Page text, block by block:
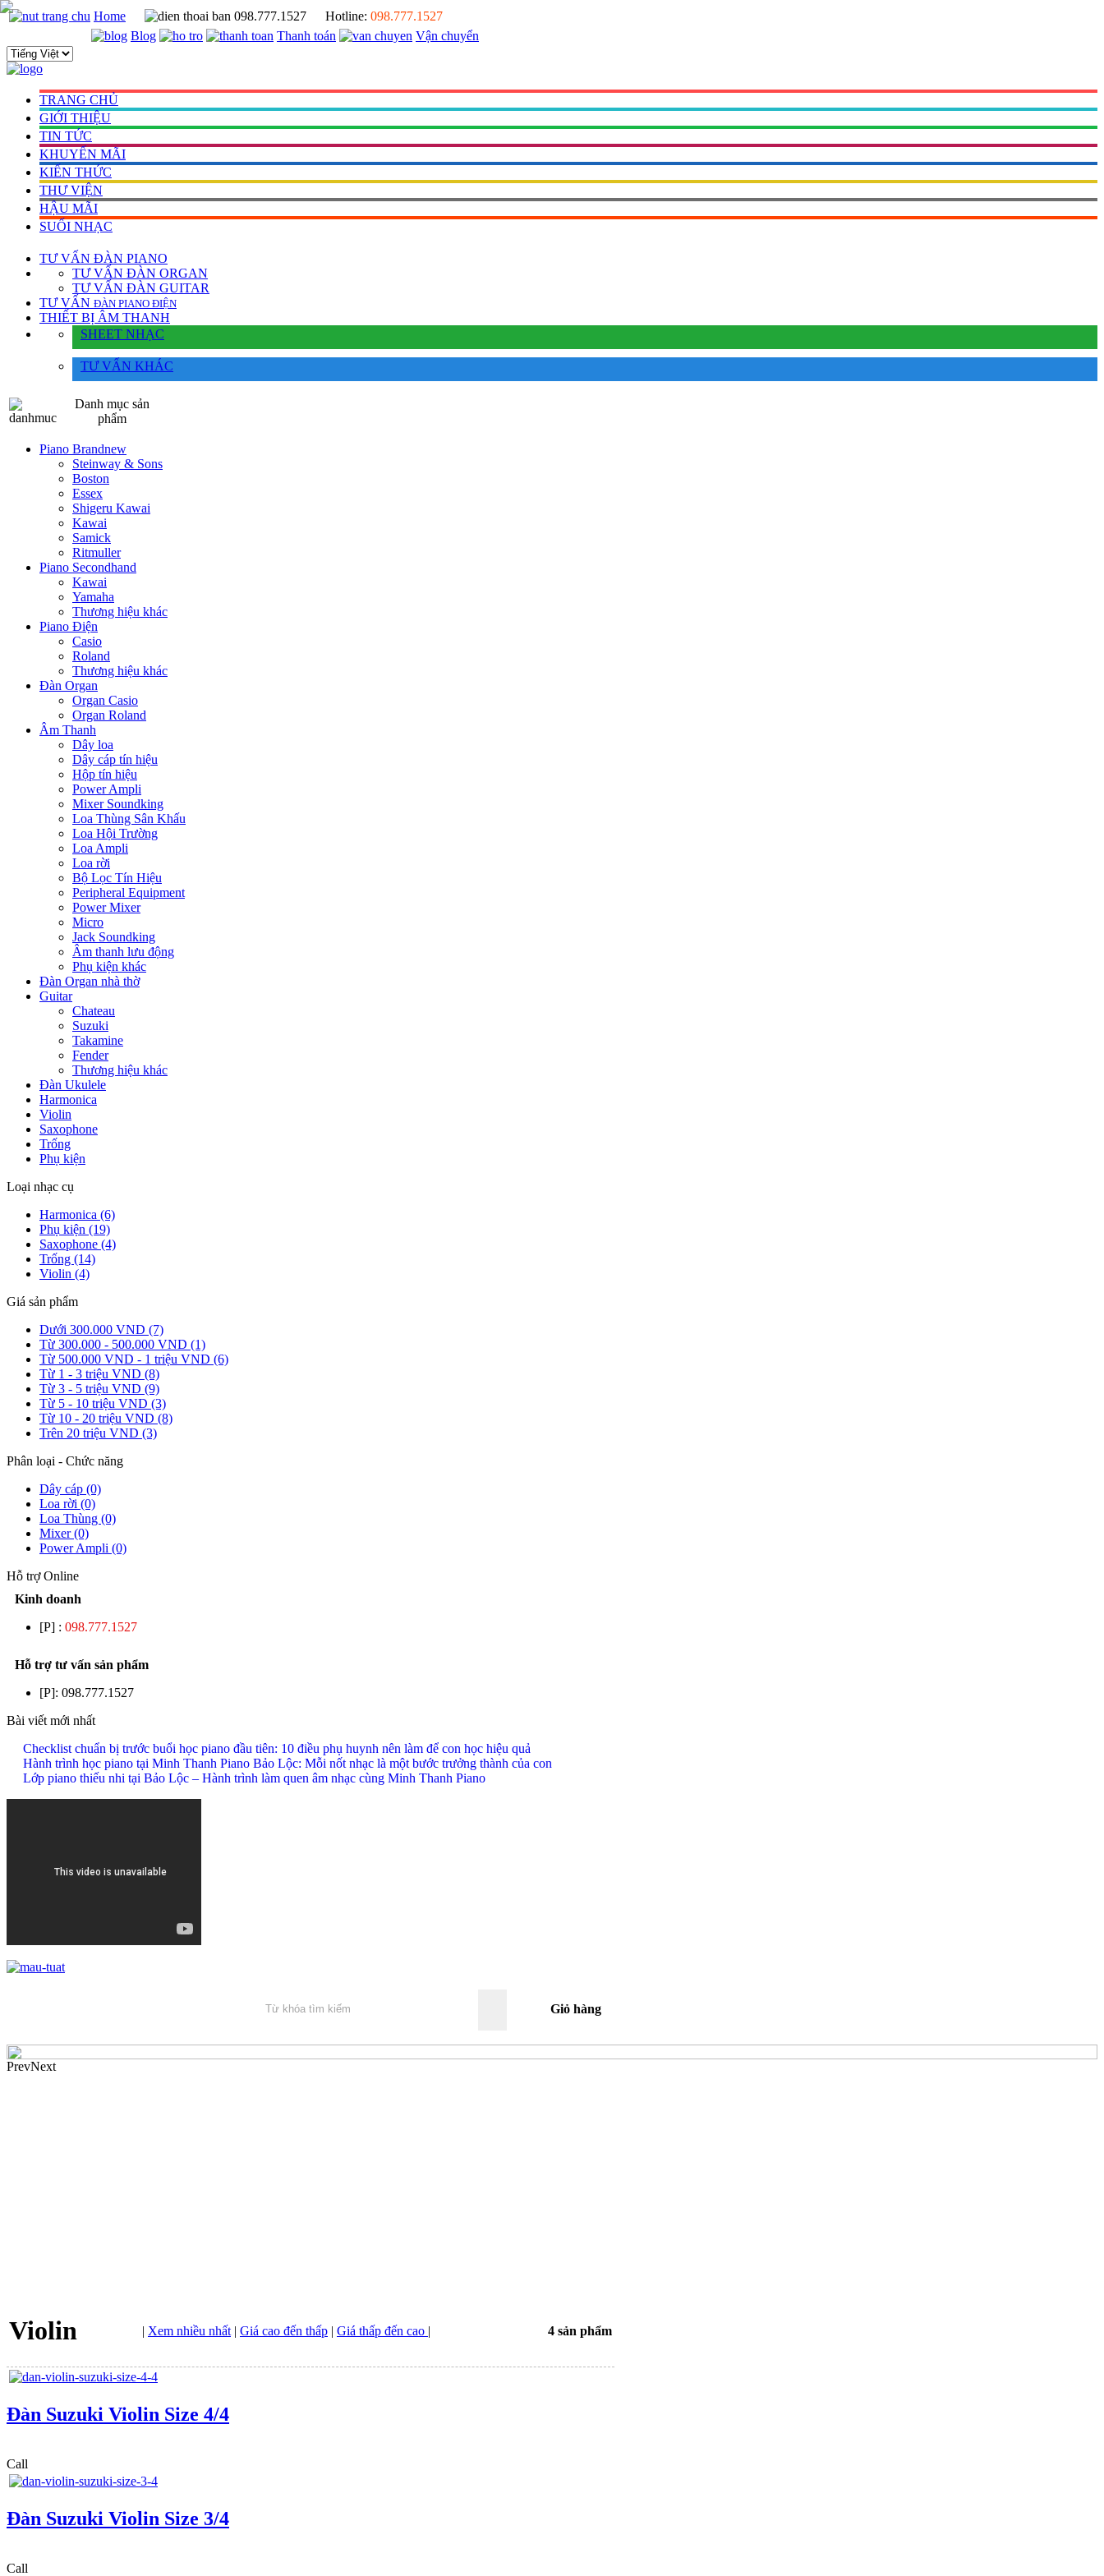
Home 098.777.1527 Hotline: 098.777.1527
Blog
Thanh toán Vận chuyển
TRANG CHỦ
GIỚI THIỆU
TIN TỨC
KHUYẾN MÃI
KIẾN THỨC
THƯ VIỆN
HẬU MÃI
SUỐI NHẠC
TƯ VẤN ĐÀN PIANO
TƯ VẤN ÐÀN ORGAN
TƯ VẤN ÐÀN GUITAR
TƯ VẤN ÐÀN PIANO ÐIỆN
THIẾT BỊ ÂM THANH
SHEET NHẠC
TƯ VẤN KHÁC
Danh mục sản
phẩm
Piano Brandnew
Steinway & Sons
Boston
Essex
Shigeru Kawai
Kawai
Samick
Ritmuller
Piano Secondhand
Kawai
Yamaha
Thương hiệu khác
Piano Điện
Casio
Roland
Thương hiệu khác
Đàn Organ
Organ Casio
Organ Roland
Âm Thanh
Dây loa
Dây cáp tín hiệu
Hộp tín hiệu
Power Ampli
Mixer Soundking
Loa Thùng Sân Khấu
Loa Hội Trường
Loa Ampli
Loa rời
Bộ Lọc Tín Hiệu
Peripheral Equipment
Power Mixer
Micro
Jack Soundking
Âm thanh lưu động
Phụ kiện khác
Đàn Organ nhà thờ
Guitar
Chateau
Suzuki
Takamine
Fender
Thương hiệu khác
Đàn Ukulele
Harmonica
Violin
Saxophone
Trống
Phụ kiện
Loại nhạc cụ
Harmonica (6)
Phụ kiện (19)
Saxophone (4)
Trống (14)
Violin (4)
Giá sản phẩm
Dưới 300.000 VND (7)
Từ 300.000 - 500.000 VND (1)
Từ 500.000 VND - 1 triệu VND (6)
Từ 1 - 3 triệu VND (8)
Từ 3 - 5 triệu VND (9)
Từ 5 - 10 triệu VND (3)
Từ 10 - 20 triệu VND (8)
Trên 20 triệu VND (3)
Phân loại - Chức năng
Dây cáp (0)
Loa rời (0)
Loa Thùng (0)
Mixer (0)
Power Ampli (0)
Hỗ trợ Online
Kinh doanh
[P] : 098.777.1527
Hỗ trợ tư vấn sản phẩm
[P]: 098.777.1527
Bài viết mới nhất
Checklist chuẩn bị trước buổi học piano đầu tiên: 10 điều phụ huynh nên làm để con học hiệu quả
Hành trình học piano tại Minh Thanh Piano Bảo Lộc: Mỗi nốt nhạc là một bước trưởng thành của con
Lớp piano thiếu nhi tại Bảo Lộc – Hành trình làm quen âm nhạc cùng Minh Thanh Piano
Giỏ hàng
PrevNext
Violin | Xem nhiều nhất | Giá cao đến thấp | Giá thấp đến cao | 4 sản phẩm
Đàn Suzuki Violin Size 4/4
Call
Đàn Suzuki Violin Size 3/4
Call